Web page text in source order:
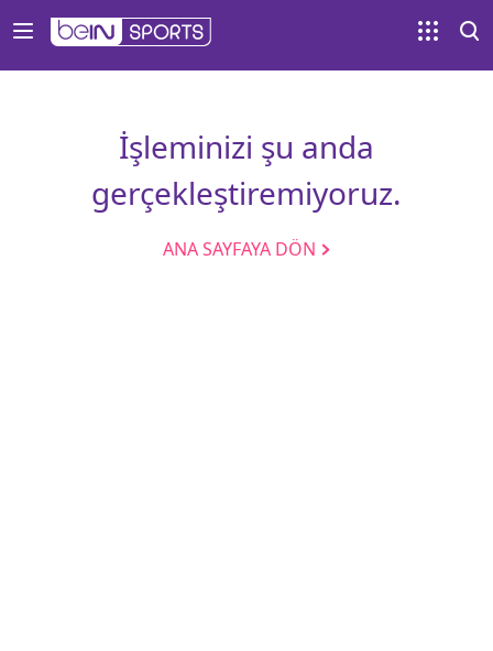
İşleminizi şu anda
gerçekleştiremiyoruz.
ANA SAYFAYA DÖN